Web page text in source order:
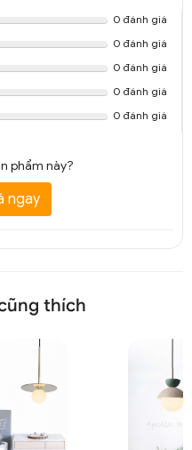
0 đánh giá
0 đánh giá
0 đánh giá
0 đánh giá
0 đánh giá
phẩm này?
ngay
thích